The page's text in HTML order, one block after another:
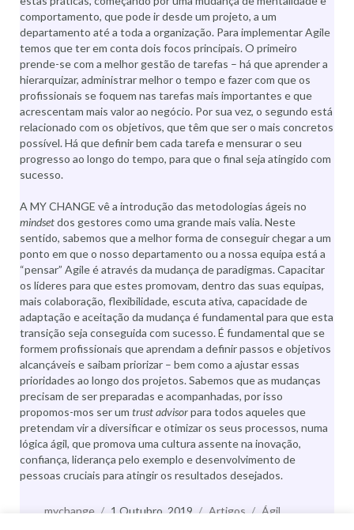
comportamento, que pode ir desde um projeto, a um
departamento até a toda a organização. Para implementar Agile
temos que ter em conta dois focos principais. O primeiro
prende-se com a melhor gestão de tarefas – há que aprender a
hierarquizar, administrar melhor o tempo e fazer com que os
profissionais se foquem nas tarefas mais importantes e que
acrescentam mais valor ao negócio. Por sua vez, o segundo está
relacionado com os objetivos, que têm que ser o mais concretos
possível. Há que definir bem cada tarefa e mensurar o seu
progresso ao longo do tempo, para que o final seja atingido com
sucesso.
A MY CHANGE vê a introdução das metodologias ágeis no
mindsetdos gestores como uma grande mais valia. Neste
sentido, sabemos que a melhor forma de conseguir chegar a um
ponto em que o nosso departamento ou a nossa equipa está a
“pensar” Agile é através da mudança de paradigmas. Capacitar
os líderes para que estes promovam, dentro das suas equipas,
mais colaboração, flexibilidade, escuta ativa, capacidade de
adaptação e aceitação da mudança é fundamental para que esta
transição seja conseguida com sucesso. É fundamental que se
formem profissionais que aprendam a definir passos e objetivos
alcançáveis e saibam priorizar – bem como a ajustar essas
prioridades ao longo dos projetos. Sabemos que as mudanças
precisam de ser preparadas e acompanhadas, por isso
propomos-mos ser um trust advisorpara todos aqueles que
pretendam vir a diversificar e otimizar os seus processos, numa
lógica ágil, que promova uma cultura assente na inovação,
confiança, liderança pelo exemplo e desenvolvimento de
pessoas cruciais para atingir os resultados desejados.
Autor
mychange
Publicado
1 Outubro, 2019 Categorias
Artigos Etiquetas
Ágil,